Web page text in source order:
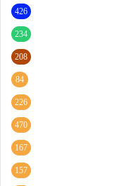
426
234
208
84
226
470
167
157